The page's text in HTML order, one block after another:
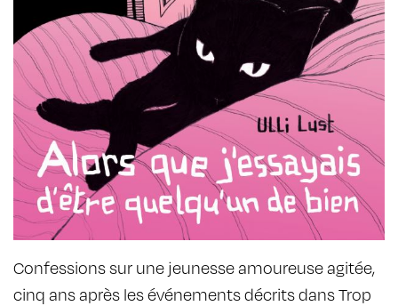
Confessions sur une jeunesse amoureuse agitée,
cinq ans après les événements décrits dans Trop